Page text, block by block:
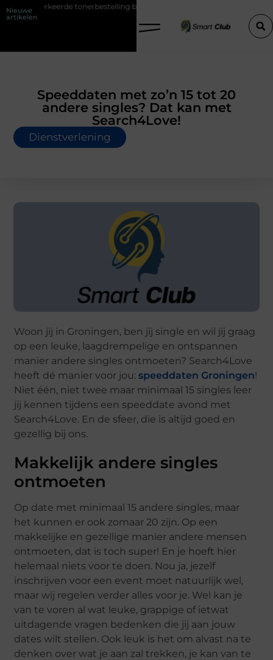
Nieuwe
artikelen
tonerbestelling bij HP printers Onzichtbare sokken met maximaal
Speeddaten met zo’n 15 tot 20
andere singles? Dat kan met
Search4Love!
Dienstverlening
Woon jij in Groningen, ben jij single en wil jij graag
op een leuke, laagdrempelige en ontspannen
manier andere singles ontmoeten? Search4Love
heeft dé manier voor jou:speeddaten Groningen!
Niet één, niet twee maar minimaal 15 singles leer
jij kennen tijdens een speeddate avond met
Search4Love. En de sfeer, die is altijd goed en
gezellig bij ons.
Makkelijk andere singles
ontmoeten
Op date met minimaal 15 andere singles, maar
het kunnen er ook zomaar 20 zijn. Op een
makkelijke en gezellige manier andere mensen
ontmoeten, dat is toch super! En je hoeft hier
helemaal niets voor te doen. Nou ja, jezelf
inschrijven voor een event moet natuurlijk wel,
maar wij regelen verder alles voor je. Wel kan je
van te voren al wat leuke, grappige of ietwat
uitdagende vragen bedenken die jij aan jouw
dates wilt stellen. Ook leuk is het om alvast na te
denken over wat je aan zal trekken, je kan van te